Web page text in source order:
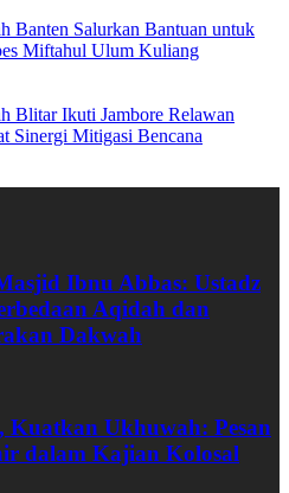
Banten Salurkan Bantuan untuk
Miftahul Ulum Kuliang
Blitar Ikuti Jambore Relawan
Sinergi Mitigasi Bencana
Ibnu Abbas: Ustadz
Aqidah dan
Dakwah
Ukhuwah: Pesan
dalam Kajian Kolosal